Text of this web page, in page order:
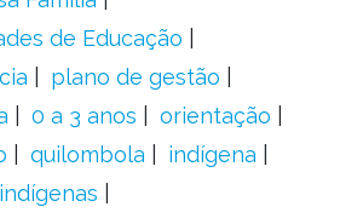
de Educação
plano de gestão
0 a 3 anos
orientação
quilombola
indígena